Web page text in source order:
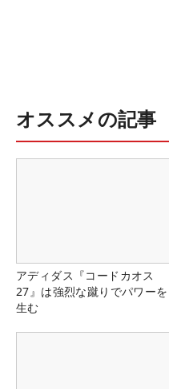
オススメの記事
アディダス『コードカオス
27』は強烈な蹴りでパワーを
生む